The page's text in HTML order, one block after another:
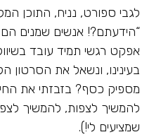
לגבי ספורט, נניח, התוכן
“הידעתם?! אנשים שמנים הם
אפקט רגשי תמיד עובד
בעינינו, ונשאל את הסרטון
מספיק כסף? בזבזתי את
להמשיך לצפות, להמשיך
שמציעים לי!).